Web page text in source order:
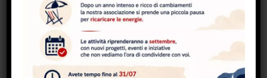
Fai clic per accettare i cookie
marketing e abilitare questo contenuto